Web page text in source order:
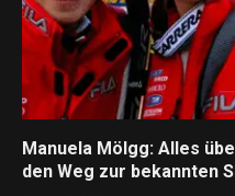
Manuela Mölgg: Alles
den Weg zur bekannten